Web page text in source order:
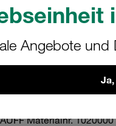
Angebote und
Materialnr.